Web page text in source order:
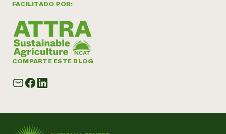
FACILITADO POR:
COMPARTE ESTE BLOG